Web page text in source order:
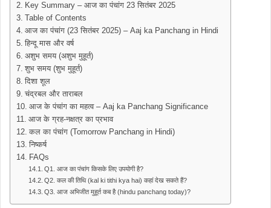
Key Summary – आज का पंचांग 23 सितंबर 2025
Table of Contents
आज का पंचांग (23 सितंबर 2025) – Aaj ka Panchang in Hindi
हिन्दू मास और वर्ष
अशुभ समय (अशुभ मुहूर्त)
शुभ समय (शुभ मुहूर्त)
दिशा शूल
चंद्रबल और ताराबल
आज के पंचांग का महत्व – Aaj ka Panchang Significance
आज के ग्रह-नक्षत्र का प्रभाव
कल का पंचांग (Tomorrow Panchang in Hindi)
निष्कर्ष
FAQs
Q1. आज का पंचांग किसके लिए उपयोगी है?
Q2. कल की तिथि (kal ki tithi kya hai) कहां देख सकते हैं?
Q3. आज अभिजीत मुहूर्त कब है (hindu panchang today)?